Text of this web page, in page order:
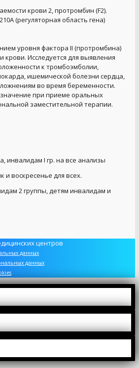
крови 2, протромбин (F2).
(регуляторная область гена)
уровня фактора II (протромбина)
крови. Исследуется для выявления
к тромбоэмболии,
ишемической болезни сердца,
во время беременности.
при приеме оральных
заместительной терапии.
инвалидам I гр. на все анализы
и воскресенье для всех.
2 группы, детям инвалидам и
центров
данных
данных